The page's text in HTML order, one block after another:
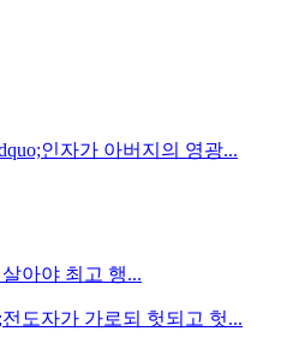
인자가 아버지의 영광...
아야 최고 행...
도자가 가로되 헛되고 헛...